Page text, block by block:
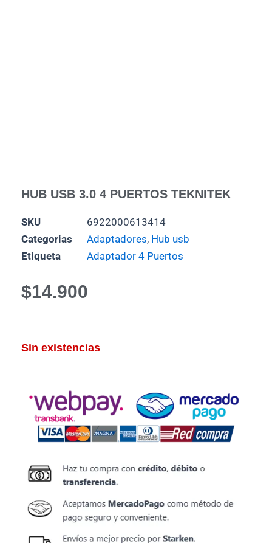
HUB USB 3.0 4 PUERTOS TEKNITEK
SKU
6922000613414
Categorias
Adaptadores, Hub usb
Etiqueta
Adaptador 4 Puertos
$14.900
Sin existencias